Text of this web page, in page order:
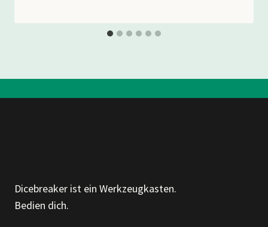
Dicebreaker ist ein Werkzeugkasten.
Bedien dich.